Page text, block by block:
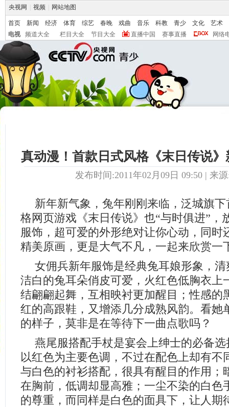
央视网 视频 网站地图
首页 新闻 经济 体育 综艺 春晚 戏曲 音乐 科教 青少 文化
艺术
电视
频道大全 栏目大全 节目大全 直播中国 赛事直播 网络
真动漫！首款日式风格《末日传说
发布时间:2011年02月09日 09:50 | 来
新年新气象，兔年刚刚来临，泛城旗
格网页游戏《末日传说》也“与时俱进”，
服饰，超可爱的外形绝对让你心动，同时
精美原画，更是大气不凡，一起来欣赏一
女佣兵新年服饰是经典兔耳娘形象，
洁白的兔耳朵俏皮可爱，火红色低胸衣上
结翩翩起舞，互相映衬更加醒目；性感的
红的高跟鞋，又增添几分成熟风韵。看她
的样子，莫非是在等待下一曲点歌吗？
燕尾服搭配手杖是宴会上绅士的必备
以红色为主要色调，不过在配色上却有不
与白色的衬衫搭配，很具有醒目的作用；
在胸前，低调却显高雅；一尘不染的白色
的尊重，而同样是白色的面具下，让人期